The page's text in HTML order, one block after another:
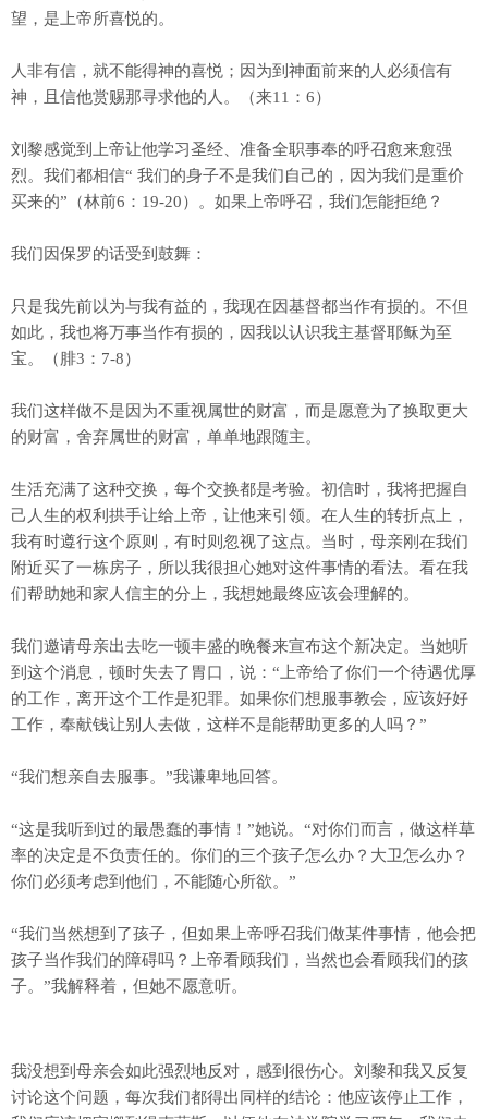
望，是上帝所喜悦的。
人非有信，就不能得神的喜悦；因为到神面前来的人必须信有
神，且信他赏赐那寻求他的人。（来11：6）
刘黎感觉到上帝让他学习圣经、准备全职事奉的呼召愈来愈强
烈。我们都相信“ 我们的身子不是我们自己的，因为我们是重价
买来的”（林前6：19-20）。如果上帝呼召，我们怎能拒绝？
我们因保罗的话受到鼓舞：
只是我先前以为与我有益的，我现在因基督都当作有损的。不但
如此，我也将万事当作有损的，因我以认识我主基督耶稣为至
宝。（腓3：7-8）
我们这样做不是因为不重视属世的财富，而是愿意为了换取更大
的财富，舍弃属世的财富，单单地跟随主。
生活充满了这种交换，每个交换都是考验。初信时，我将把握自
己人生的权利拱手让给上帝，让他来引领。在人生的转折点上，
我有时遵行这个原则，有时则忽视了这点。当时，母亲刚在我们
附近买了一栋房子，所以我很担心她对这件事情的看法。看在我
们帮助她和家人信主的分上，我想她最终应该会理解的。
我们邀请母亲出去吃一顿丰盛的晚餐来宣布这个新决定。当她听
到这个消息，顿时失去了胃口，说：“上帝给了你们一个待遇优厚
的工作，离开这个工作是犯罪。如果你们想服事教会，应该好好
工作，奉献钱让别人去做，这样不是能帮助更多的人吗？”
“我们想亲自去服事。”我谦卑地回答。
“这是我听到过的最愚蠢的事情！”她说。“对你们而言，做这样草
率的决定是不负责任的。你们的三个孩子怎么办？大卫怎么办？
你们必须考虑到他们，不能随心所欲。”
“我们当然想到了孩子，但如果上帝呼召我们做某件事情，他会把
孩子当作我们的障碍吗？上帝看顾我们，当然也会看顾我们的孩
子。”我解释着，但她不愿意听。
我没想到母亲会如此强烈地反对，感到很伤心。刘黎和我又反复
讨论这个问题，每次我们都得出同样的结论：他应该停止工作，